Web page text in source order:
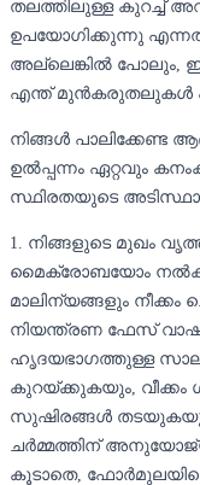
തലത്തിലുള്ള കുറച്ച്
ഉപയോഗിക്കുന്നു
അല്ലെങ്കിൽ പോലും,
എന്ത് മുൻകരുതലുകൾ
നിങ്ങൾ പാലിക്കേണ്ട
ഉൽപ്പന്നം ഏറ്റവും
സ്ഥിരതയുടെ
1. നിങ്ങളുടെ മുഖം
മൈക്രോബയോം
മാലിന്യങ്ങളും
നിയന്ത്രണ ഫേസ്
ഹൃദയഭാഗത്തുള്ള
കുറയ്ക്കുകയും, വീക്കം
സുഷിരങ്ങൾ
ചർമ്മത്തിന്
കൂടാതെ,